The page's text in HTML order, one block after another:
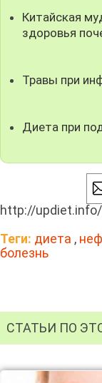
Китайская
здоровья
Травы при
Диета при
http://updiet.info/
Теги: диета ,
болезнь
СТАТЬИ ПО